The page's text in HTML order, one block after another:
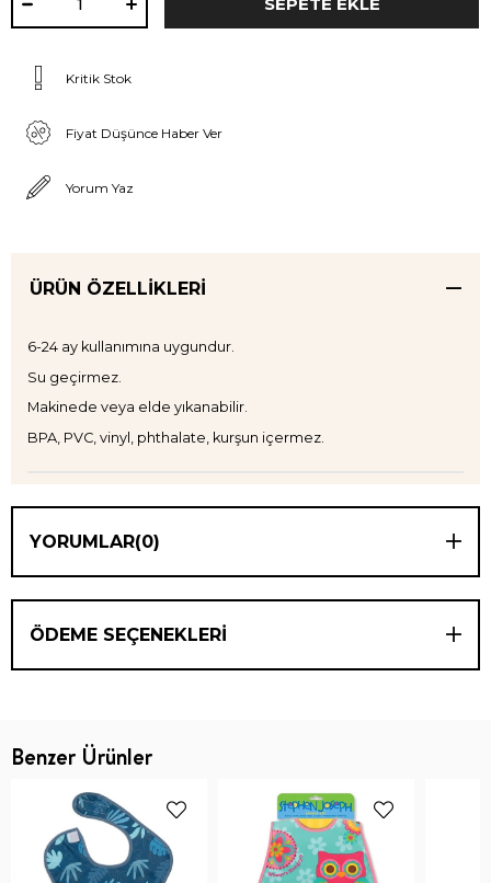
Kritik Stok
Fiyat Düşünce Haber Ver
Yorum Yaz
ÜRÜN ÖZELLIKLERI
6-24 ay kullanımına uygundur.
Su geçirmez.
Makinede veya elde yıkanabilir.
BPA, PVC, vinyl, phthalate, kurşun içermez.
YORUMLAR(0)
ÖDEME SEÇENEKLERI
Benzer Ürünler